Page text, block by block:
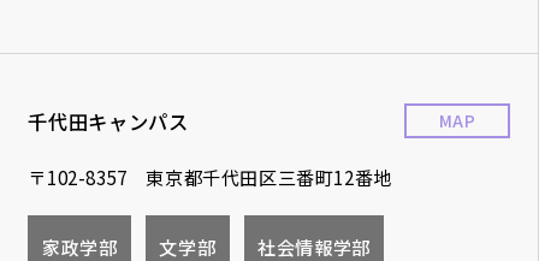
千代田キャンパス
〒102-8357 東京都千代田区三番町12番地
MAP
家政学部 文学部 社会情報学部